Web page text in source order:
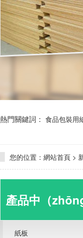
熱門關鍵詞： 食品包裝用
您的位置： 網站首頁 >
產品中（
紙板